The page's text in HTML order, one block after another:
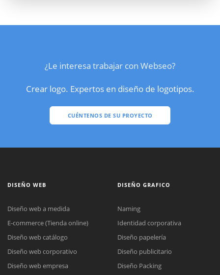
¿Le interesa trabajar con Webseo?
Crear logo. Expertos en diseño de logotipos.
CUÉNTENOS DE SU PROYECTO
DISEÑO WEB
Diseño web a medida
E-commerce (Tienda online)
Diseño web catálogo
Diseño web corporativo
Diseño web empresa
DISEÑO GRAFICO
Naming
Identidad corporativa
Diseño papelería
Diseño publicitario
Diseño Packing